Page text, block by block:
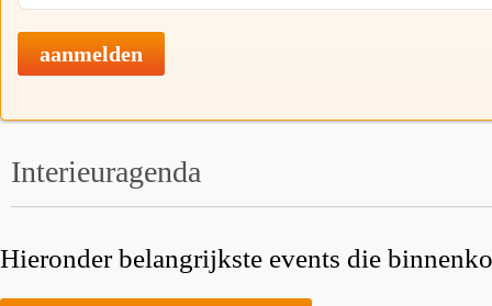
aanmelden
Interieuragenda
Hieronder belangrijkste events die